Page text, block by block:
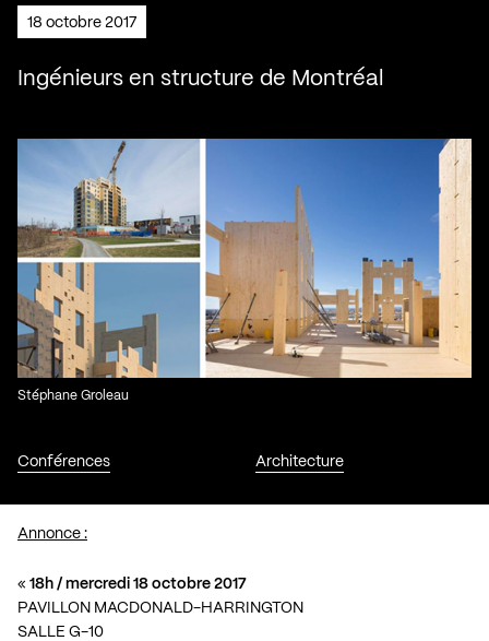
18 octobre 2017
Ingénieurs en structure de Montréal
Conférences Architecture
Stéphane Groleau
Annonce :
« 18h / mercredi 18 octobre 2017
PAVILLON MACDONALD-HARRINGTON
SALLE G-10